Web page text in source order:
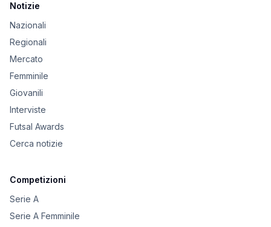
Notizie
Nazionali
Regionali
Mercato
Femminile
Giovanili
Interviste
Futsal Awards
Cerca notizie
Competizioni
Serie A
Serie A Femminile